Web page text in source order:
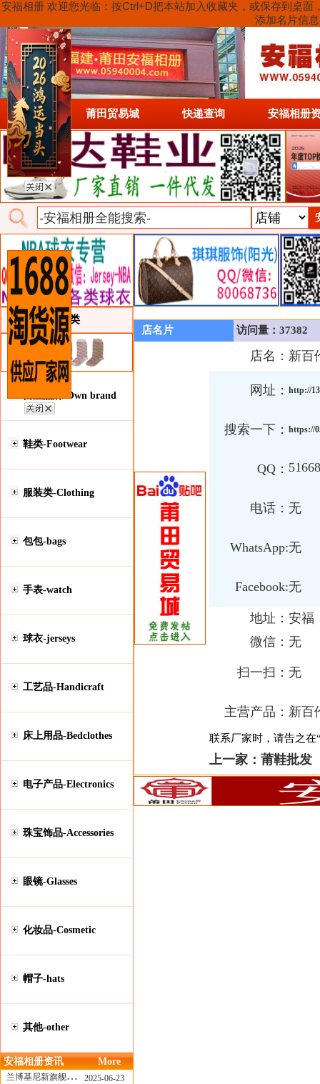
安福相册 欢迎您光临：按Ctrl+D把本站加入收藏夹，或保存到桌
添加名片信
首页 莆田贸易城 快递查询 安福相册
类目详细分类
自主品牌-Own brand
鞋类-Footwear
服装类-Clothing
包包-bags
手表-watch
球衣-jerseys
工艺品-Handicraft
床上用品-Bedclothes
电子产品-Electronics
珠宝饰品-Accessories
眼镜-Glasses
化妆品-Cosmetic
帽子-hats
其他-other
安福相册资讯 More
兰博基尼新旗舰曝光？这台顶级超跑或将在8月登场
2025-06-23
店名片 访问量：37382
店名： 新百
网址： http://
搜索一下： https://
QQ：
电话： 无
WhatsApp:无
Facebook:无
地址： 安福
微信： 无
扫一扫： 无
主营产品： 新百
联系厂家时，请告之在
上一家： 莆鞋批发